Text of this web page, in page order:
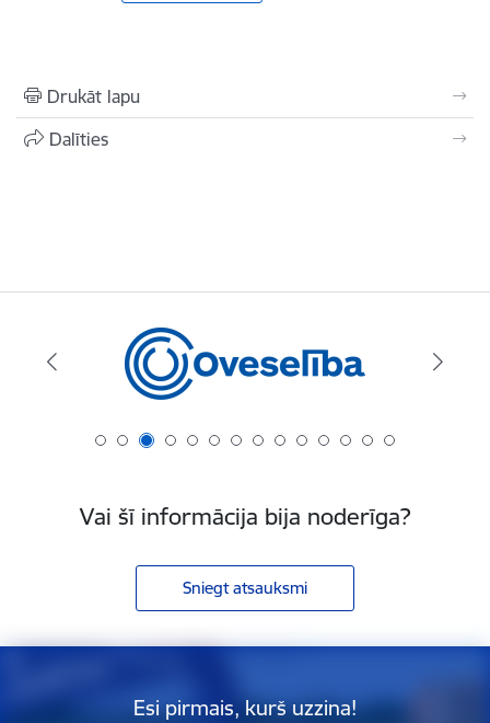
Drukāt lapu
Dalīties
Vai šī informācija bija noderīga?
Sniegt atsauksmi
Esi pirmais, kurš uzzina!